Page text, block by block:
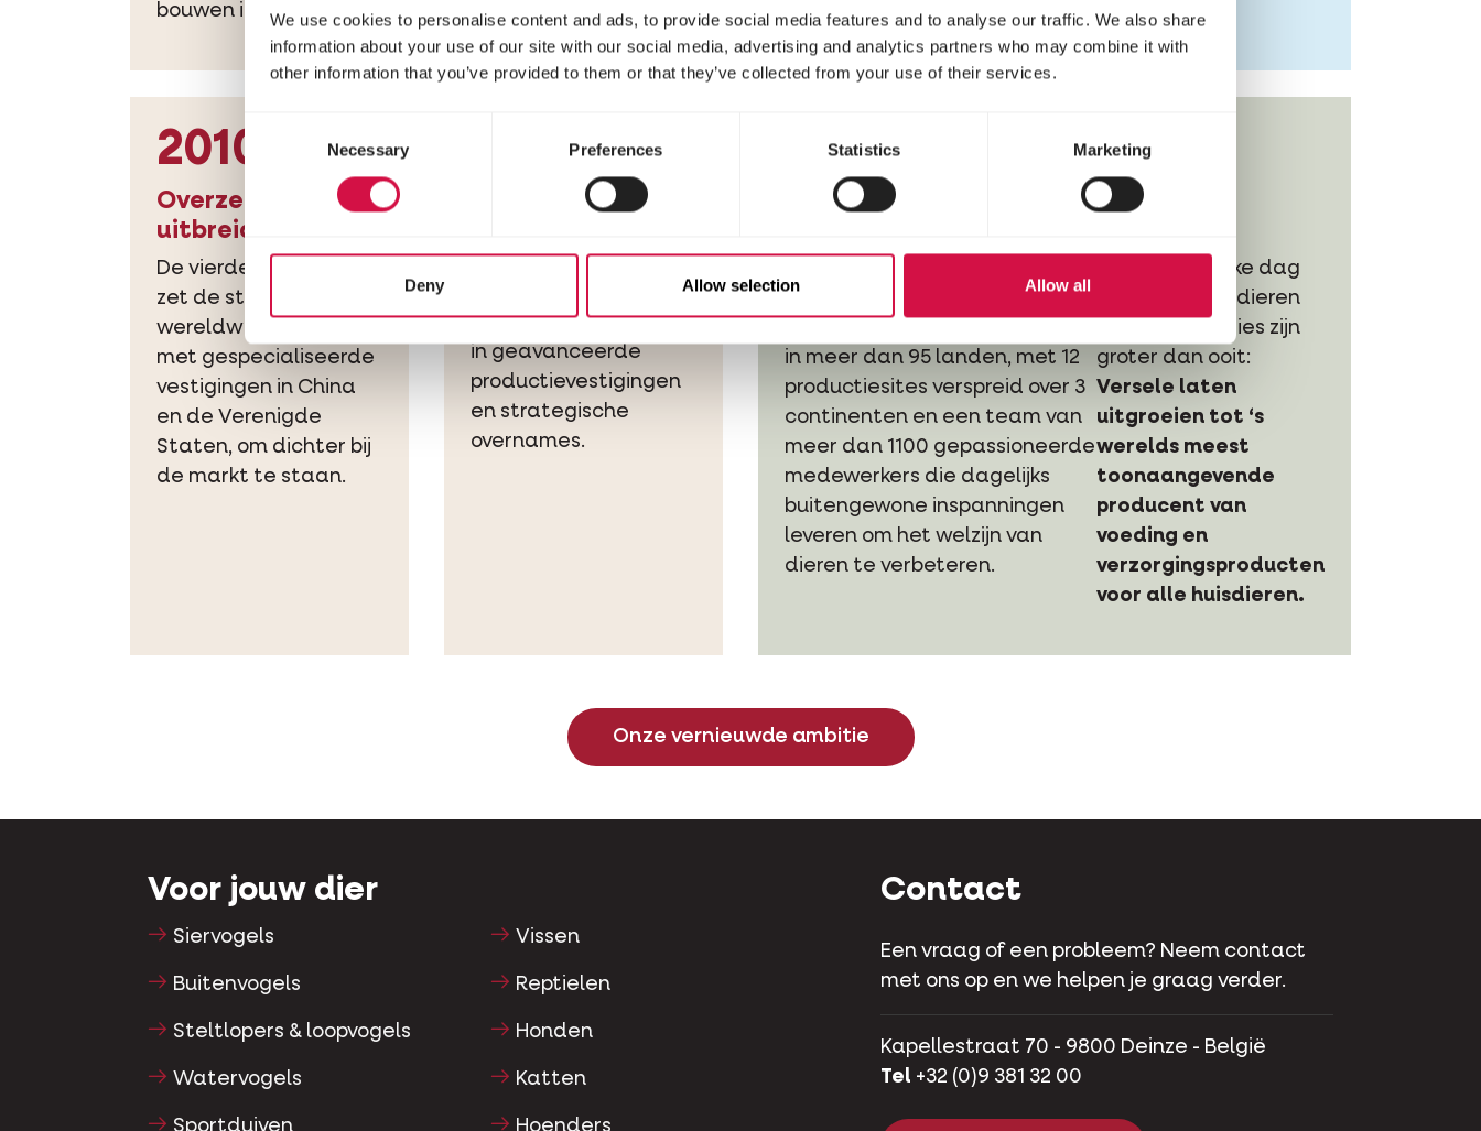
We use cookies to personalise content and ads, to provide social media features and to analyse our traffic. We also share
information about your use of our site with our social media, advertising and analytics partners who may combine it with
other information that you’ve provided to them or that they’ve collected from your use of their services.
Consent
Necessary Preferences Statistics Marketing
Deny Allow selection Allow all
bouwen in Deinze.
West- en Oost-Europa.
2010
Overzeese
uitbreiding
De vierde generatie
zet de stap naar
wereldwijde productie
met gespecialiseerde
vestigingen in China
en de Verenigde
Staten, om dichter bij
de markt te staan.
2018–
Blijvend
We blijven investeren
in geavanceerde
productievestigingen
en strategische
overnames.
2026
Het begin van een belangrijk nieuw
in meer dan 95 landen, met 12
productiesites verspreid over 3
continenten en een team van
meer dan 1100 gepassioneerde
medewerkers die dagelijks
buitengewone inspanningen
leveren om het welzijn van
dieren te verbeteren.
We voeden elke dag
25 miljoen huisdieren
en onze ambities zijn
groter dan ooit:
Versele laten
uitgroeien tot ‘s
werelds meest
toonaangevende
producent van
voeding en
verzorgingsproducten
voor alle huisdieren.
Onze vernieuwde ambitie
Voor jouw dier
Siervogels
Buitenvogels
Steltlopers & loopvogels
Watervogels
Sportduiven
Vissen
Reptielen
Honden
Katten
Hoenders
Contact
Een vraag of een probleem? Neem contact
met ons op en we helpen je graag verder.
Kapellestraat 70 - 9800 Deinze - België
Tel +32 (0)9 381 32 00